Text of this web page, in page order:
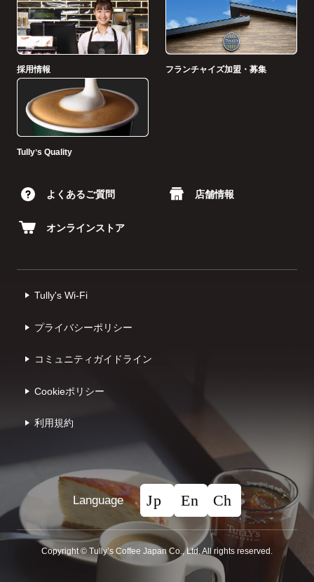
採用情報 フランチャイズ加盟・募集
Tullyʼs Quality
よくあるご質問 店舗情報
オンラインストア
Tully's Wi-Fi
プライバシーポリシー
コミュニティガイドライン
Cookieポリシー
利⽤規約
Language
Copyright © Tullyʼs Coffee Japan Co., Ltd. All rights reserved.